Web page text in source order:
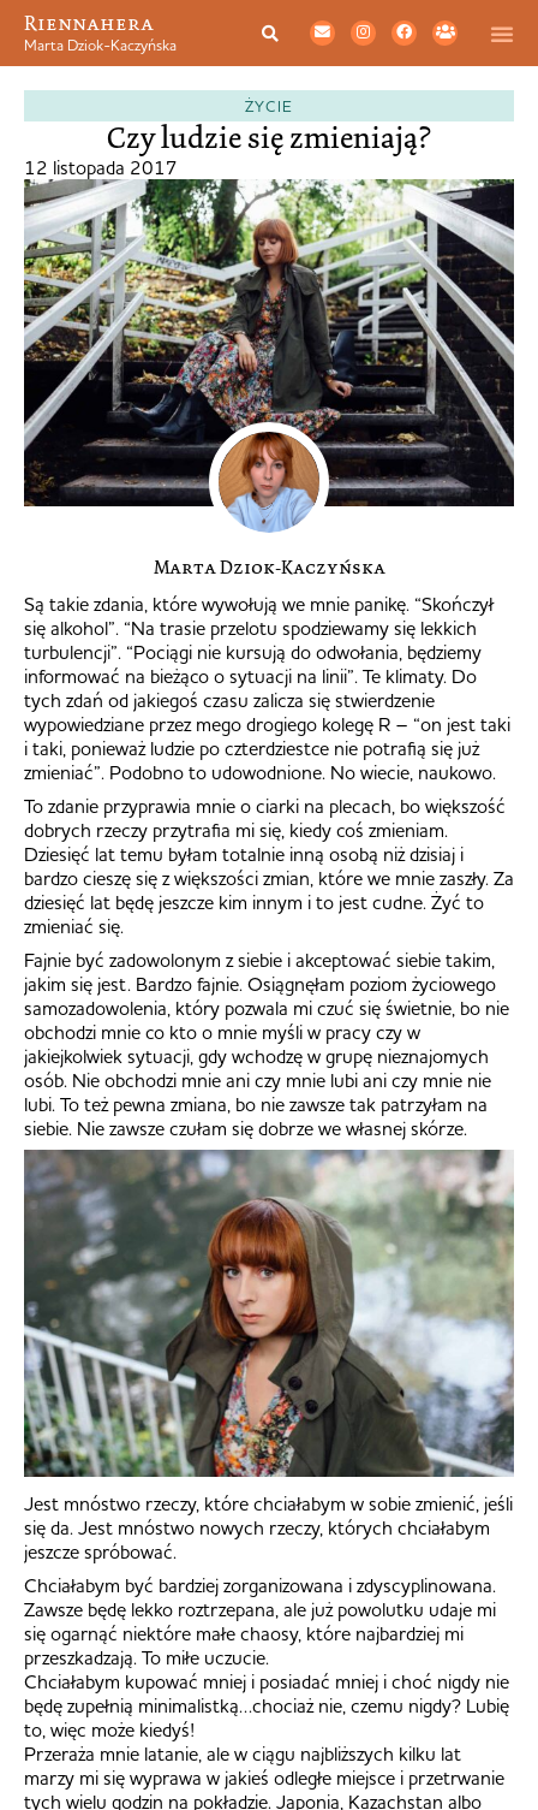
Riennahera
Marta Dziok-Kaczyńska
ŻYCIE
Czy ludzie się zmieniają?
12 listopada 2017
Marta Dziok-Kaczyńska
Są takie zdania, które wywołują we mnie panikę. “Skończył
się alkohol”. “Na trasie przelotu spodziewamy się lekkich
turbulencji”. “Pociągi nie kursują do odwołania, będziemy
informować na bieżąco o sytuacji na linii”. Te klimaty. Do
tych zdań od jakiegoś czasu zalicza się stwierdzenie
wypowiedziane przez mego drogiego kolegę R – “on jest taki
i taki, ponieważ ludzie po czterdziestce nie potrafią się już
zmieniać”. Podobno to udowodnione. No wiecie, naukowo.
To zdanie przyprawia mnie o ciarki na plecach, bo większość
dobrych rzeczy przytrafia mi się, kiedy coś zmieniam.
Dziesięć lat temu byłam totalnie inną osobą niż dzisiaj i
bardzo cieszę się z większości zmian, które we mnie zaszły. Za
dziesięć lat będę jeszcze kim innym i to jest cudne. Żyć to
zmieniać się.
Fajnie być zadowolonym z siebie i akceptować siebie takim,
jakim się jest. Bardzo fajnie. Osiągnęłam poziom życiowego
samozadowolenia, który pozwala mi czuć się świetnie, bo nie
obchodzi mnie co kto o mnie myśli w pracy czy w
jakiejkolwiek sytuacji, gdy wchodzę w grupę nieznajomych
osób. Nie obchodzi mnie ani czy mnie lubi ani czy mnie nie
lubi. To też pewna zmiana, bo nie zawsze tak patrzyłam na
siebie. Nie zawsze czułam się dobrze we własnej skórze.
Jest mnóstwo rzeczy, które chciałabym w sobie zmienić, jeśli
się da. Jest mnóstwo nowych rzeczy, których chciałabym
jeszcze spróbować.
Chciałabym być bardziej zorganizowana i zdyscyplinowana.
Zawsze będę lekko roztrzepana, ale już powolutku udaje mi
się ogarnąć niektóre małe chaosy, które najbardziej mi
przeszkadzają. To miłe uczucie.
Chciałabym kupować mniej i posiadać mniej i choć nigdy nie
będę zupełnią minimalistką…chociaż nie, czemu nigdy? Lubię
to, więc może kiedyś!
Przeraża mnie latanie, ale w ciągu najbliższych kilku lat
marzy mi się wyprawa w jakieś odległe miejsce i przetrwanie
tych wielu godzin na pokładzie. Japonia, Kazachstan albo